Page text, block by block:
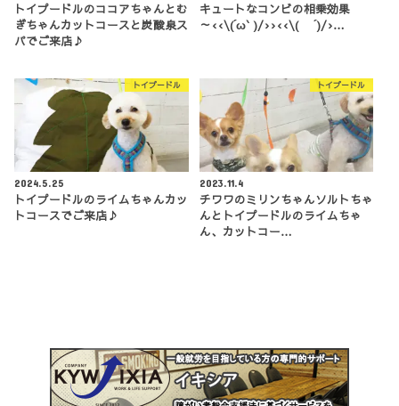
トイプードルのココアちゃんとむ
ぎちゃんカットコースと炭酸泉ス
パでご来店♪
キュートなコンビの相乗効果
～‹‹\(´ω` )/››‹‹\( ´)/›…
トイプードル
2024.5.25
トイプードルのライムちゃんカッ
トコースでご来店♪
トイプードル
2023.11.4
チワワのミリンちゃんソルトちゃ
んとトイプードルのライムちゃ
ん、カットコー…